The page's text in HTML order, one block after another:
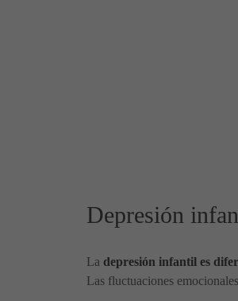
Depresión
La depresión infantil es
Las fluctuaciones